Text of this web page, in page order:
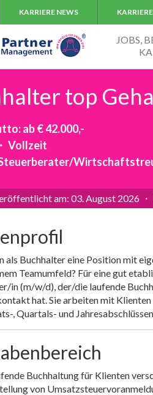
KARRIERE NEWS
JOBS,
top
ab € 42.000,-
Vollzeit
am: 03. August 2026
als Buchhalter eine Position mit
Teamumfeld? Für eine gut
in (m/w/d), der/die laufende
hat. Sie arbeiten mit
, Quartals- und
Buchhaltung für Klienten
von